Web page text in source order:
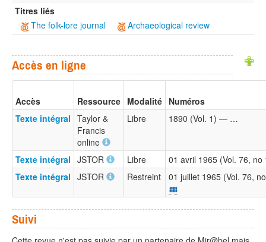
Titres liés
The folk-lore journal
Archaeological review
Accès en ligne
Accès Ressource Modalité Numéros
Texte intégral Taylor &
Francis
online
Libre 1890 (Vol. 1) — …
Texte intégral JSTOR Libre
01 avril 1965 (Vol. 76,
Texte intégral JSTOR Restreint 01 juillet 1965 (Vol. 76,
Suivi